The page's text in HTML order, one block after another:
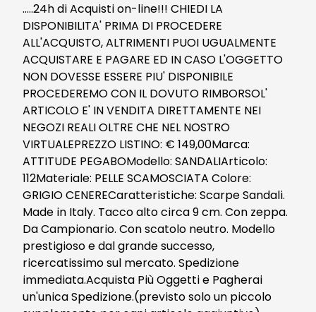
.....24h di Acquisti on-line!!! CHIEDI LA
DISPONIBILITA' PRIMA DI PROCEDERE
ALL'ACQUISTO, ALTRIMENTI PUOI UGUALMENTE
ACQUISTARE E PAGARE ED IN CASO L'OGGETTO
NON DOVESSE ESSERE PIU' DISPONIBILE
PROCEDEREMO CON IL DOVUTO RIMBORSOL'
ARTICOLO E' IN VENDITA DIRETTAMENTE NEI
NEGOZI REALI OLTRE CHE NEL NOSTRO
VIRTUALEPREZZO LISTINO: € 149,00Marca:
ATTITUDE PEGABOModello: SANDALIArticolo:
112Materiale: PELLE SCAMOSCIATA Colore:
GRIGIO CENERECaratteristiche: Scarpe Sandali.
Made in Italy. Tacco alto circa 9 cm. Con zeppa.
Da Campionario. Con scatolo neutro. Modello
prestigioso e dal grande successo,
ricercatissimo sul mercato. Spedizione
immediata.Acquista Più Oggetti e Pagherai
un'unica Spedizione.(previsto solo un piccolo